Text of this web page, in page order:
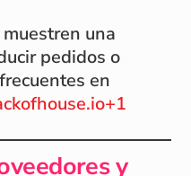
una
pedidos o
en
y